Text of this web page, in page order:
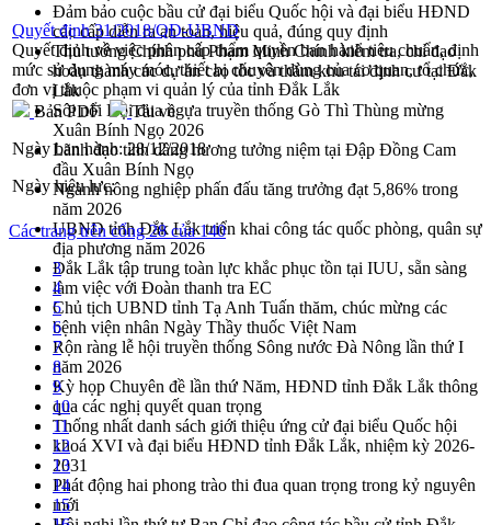
Đảm bảo cuộc bầu cử đại biểu Quốc hội và đại biểu HĐND
các cấp diễn ra an toàn, hiệu quả, đúng quy định
Thủ tướng Chính phủ Phạm Minh Chính kiểm tra, chỉ đạo
hoàn thành các dự án cao tốc và thăm khu tái định cư tại Đắk
Lắk
Sôi nổi Hội đua ngựa truyền thống Gò Thì Thùng mừng
Xuân Bính Ngọ 2026
Lãnh đạo tỉnh dâng hương tưởng niệm tại Đập Đồng Cam
đầu Xuân Bính Ngọ
Ngành nông nghiệp phấn đấu tăng trưởng đạt 5,86% trong
năm 2026
UBND tỉnh Đắk Lắk triển khai công tác quốc phòng, quân sự
địa phương năm 2026
Đắk Lắk tập trung toàn lực khắc phục tồn tại IUU, sẵn sàng
làm việc với Đoàn thanh tra EC
Chủ tịch UBND tỉnh Tạ Anh Tuấn thăm, chúc mừng các
bệnh viện nhân Ngày Thầy thuốc Việt Nam
Rộn ràng lễ hội truyền thống Sông nước Đà Nông lần thứ I
năm 2026
Kỳ họp Chuyên đề lần thứ Năm, HĐND tỉnh Đắk Lắk thông
qua các nghị quyết quan trọng
Thống nhất danh sách giới thiệu ứng cử đại biểu Quốc hội
khoá XVI và đại biểu HĐND tỉnh Đắk Lắk, nhiệm kỳ 2026-
2031
Phát động hai phong trào thi đua quan trọng trong kỷ nguyên
mới
Quyết định 31/2018/QĐ-UBND
Quyết định về việc phân cấp thẩm quyền ban hành tiêu chuẩn, định
mức sử dụng máy móc, thiết bị chuyên dùng của cơ quan, tổ chức,
đơn vị thuộc phạm vi quản lý của tỉnh Đắk Lắk
Bản PDF
Tải về
Ngày ban hành:28/12/2018
Ngày hiệu lực:
Các trang trên cổng 28 của 140
3
4
5
6
7
8
9
10
11
12
13
14
15